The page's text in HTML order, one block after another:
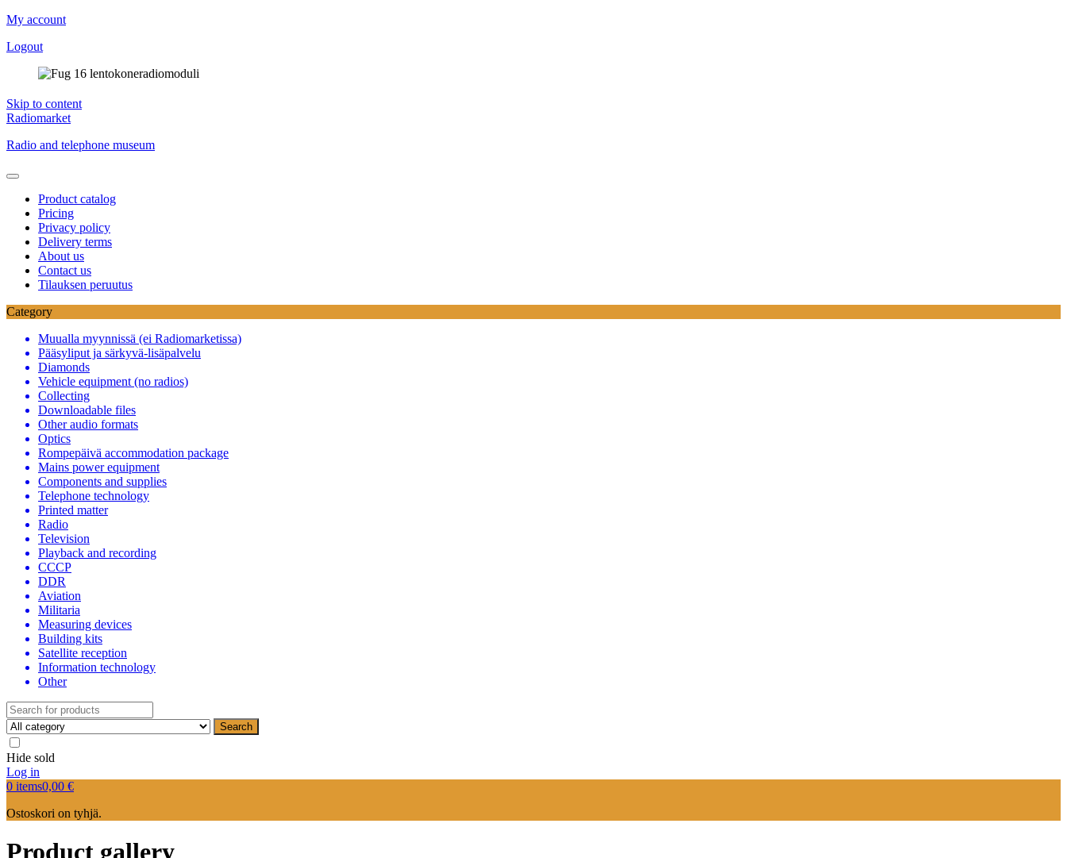
My account
Logout
Skip to content
Radiomarket
Radio and telephone museum
Product catalog
Pricing
Privacy policy
Delivery terms
About us
Contact us
Tilauksen peruutus
Category
Muualla myynnissä (ei Radiomarketissa)
Pääsyliput ja särkyvä-lisäpalvelu
Diamonds
Vehicle equipment (no radios)
Collecting
Downloadable files
Other audio formats
Optics
Rompepäivä accommodation package
Mains power equipment
Components and supplies
Telephone technology
Printed matter
Radio
Television
Playback and recording
CCCP
DDR
Aviation
Militaria
Measuring devices
Building kits
Satellite reception
Information technology
Other
Search
Hide sold
Log in
0 items0,00 €
Ostoskori on tyhjä.
Product gallery